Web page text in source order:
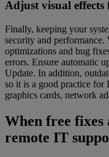
Adjust visual effects
Finally, keeping your
security and
optimizations and bug
errors. Ensure automatic
Update. In addition,
so it is a good practice for
graphics cards, network
When free fixes
remote IT